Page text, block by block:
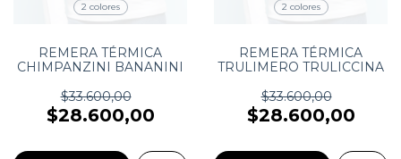
2 colores
REMERA TÉRMICA
CHIMPANZINI BANANINI
$33.600,00
$28.600,00
2 colores
REMERA TÉRMICA
TRULIMERO TRULICCINA
$33.600,00
$28.600,00